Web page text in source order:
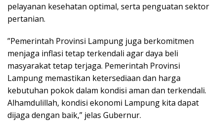
pelayanan kesehatan optimal, serta penguatan sektor
pertanian.
​”Pemerintah Provinsi Lampung juga berkomitmen
menjaga inflasi tetap terkendali agar daya beli
masyarakat tetap terjaga. Pemerintah Provinsi
Lampung memastikan ketersediaan dan harga
kebutuhan pokok dalam kondisi aman dan terkendali.
Alhamdulillah, kondisi ekonomi Lampung kita dapat
dijaga dengan baik,” jelas Gubernur.